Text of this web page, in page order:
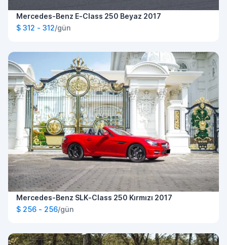
Mercedes-Benz E-Class 250 Beyaz 2017
$ 312 - 312/gün
Mercedes-Benz SLK-Class 250 Kırmızı 2017
$ 256 - 256/gün